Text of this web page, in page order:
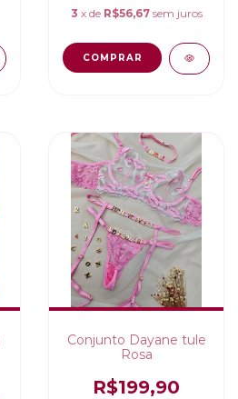
3 x de R$56,67 sem juros
COMPRAR
Conjunto Dayane tule
Rosa
R$199,90